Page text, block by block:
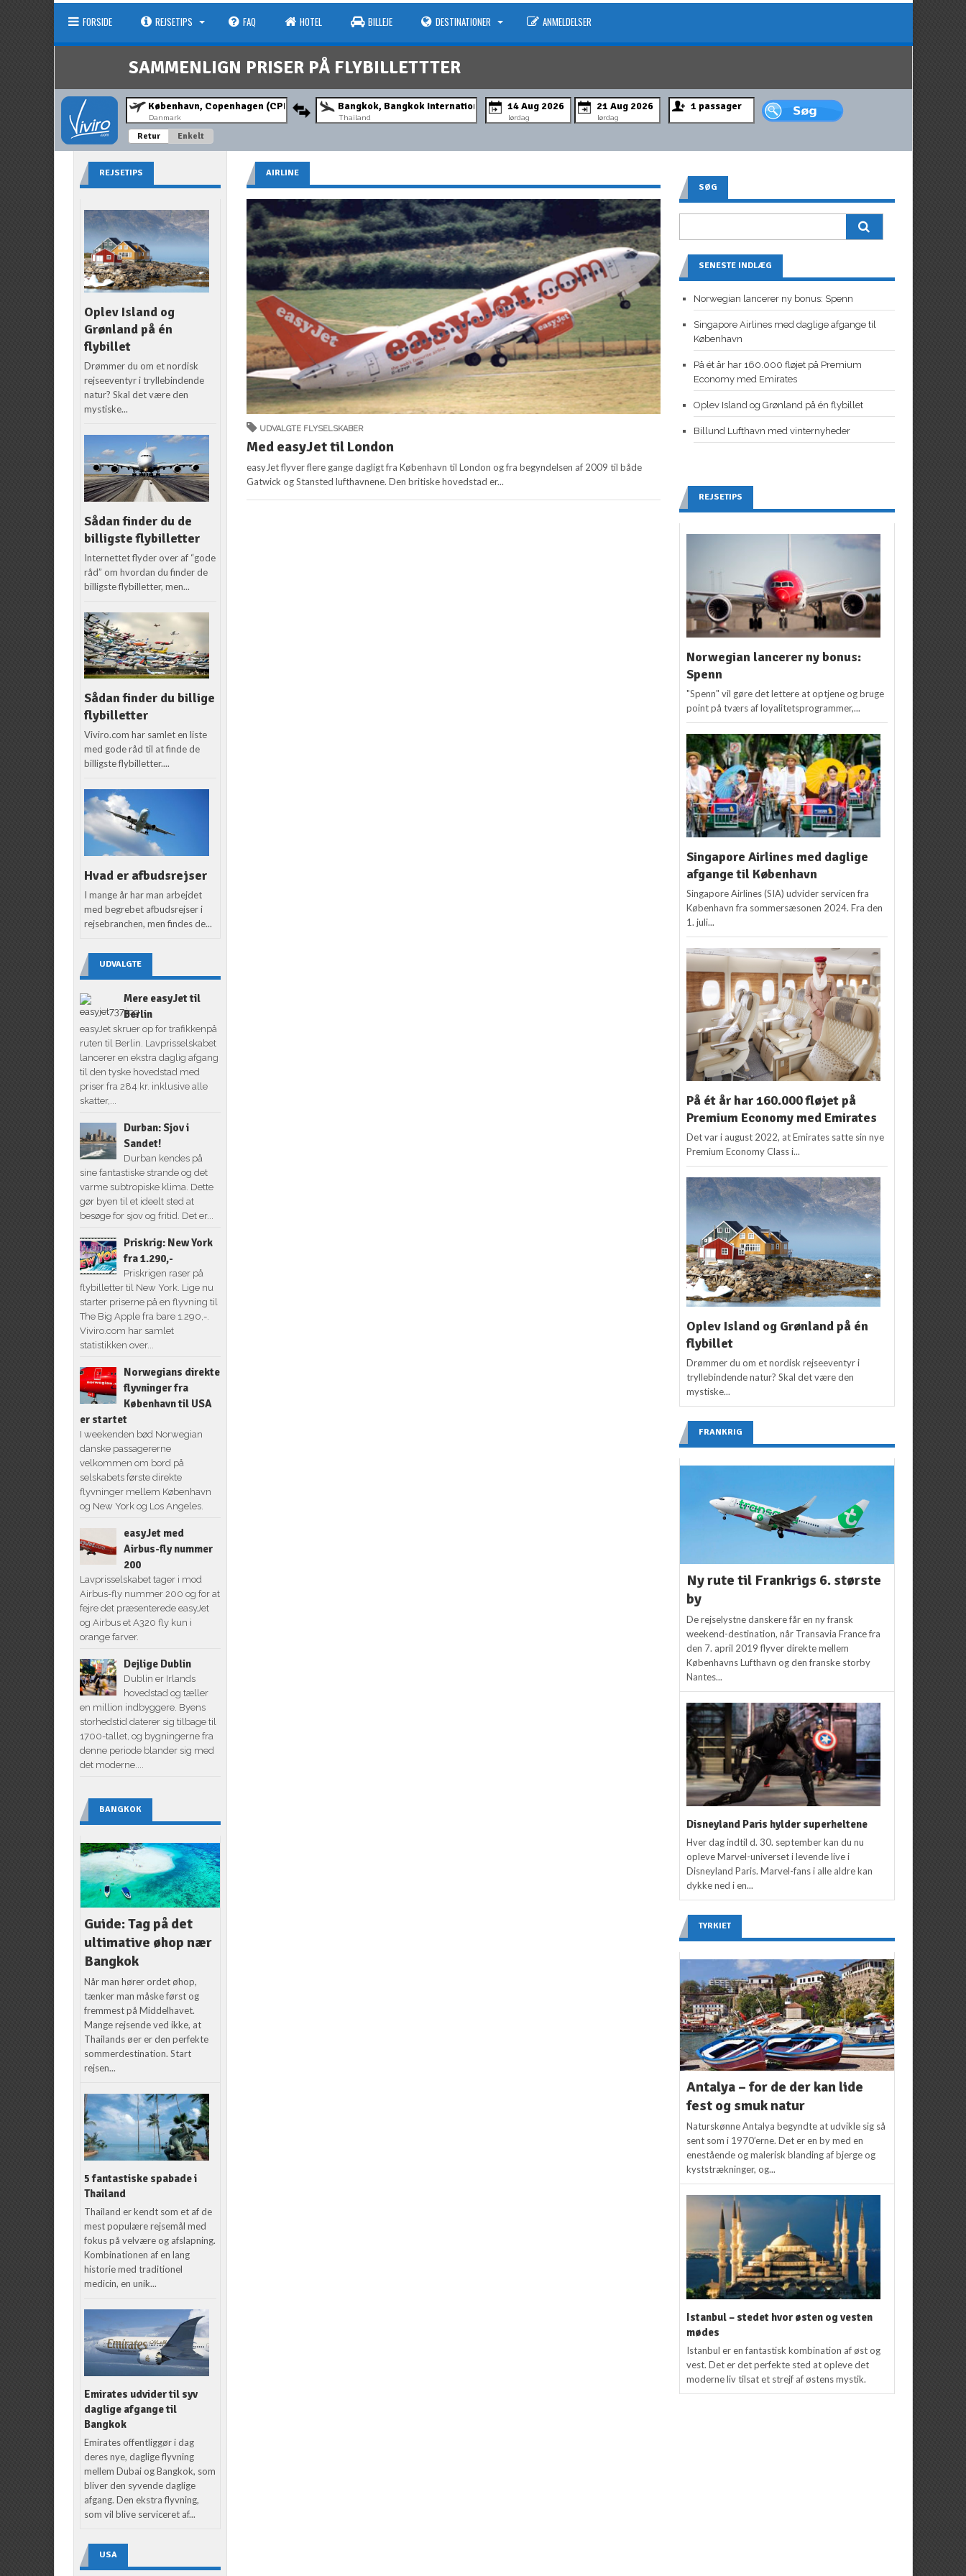
FORSIDE REJSETIPS FAQ HOTEL BILLEJE DESTINATIONER ANMELDELSER
SAMMENLIGN PRISER PÅ FLYBILLETTTER
Danmark Thailand lørdag lørdag
Retur Enkelt
AIRLINE
UDVALGTE FLYSELSKABER
Med easyJet til London
easyJet flyver flere gange dagligt fra København til London og fra begyndelsen af 2009 til både
Gatwick og Stansted lufthavnene. Den britiske hovedstad er...
REJSETIPS
Oplev Island og
Grønland på én
flybillet
Drømmer du om et nordisk
rejseeventyr i tryllebindende
natur? Skal det være den
mystiske...
Sådan finder du de
billigste flybilletter
Internettet flyder over af “gode
råd” om hvordan du finder de
billigste flybilletter, men...
Sådan finder du billige
flybilletter
Viviro.com har samlet en liste
med gode råd til at finde de
billigste flybilletter....
Hvad er afbudsrejser
I mange år har man arbejdet
med begrebet afbudsrejser i
rejsebranchen, men findes de...
UDVALGTE
Mere easyJet til
Berlin
easyJet skruer op for trafikkenpå
ruten til Berlin. Lavprisselskabet
lancerer en ekstra daglig afgang
til den tyske hovedstad med
priser fra 284 kr. inklusive alle
skatter,...
Durban: Sjov i
Sandet!
Durban kendes på
sine fantastiske strande og det
varme subtropiske klima. Dette
gør byen til et ideelt sted at
besøge for sjov og fritid. Det er...
Priskrig: New York
fra 1.290,-
Priskrigen raser på
flybilletter til New York. Lige nu
starter priserne på en flyvning til
The Big Apple fra bare 1.290,-.
Viviro.com har samlet
statistikken over...
Norwegians direkte
flyvninger fra
København til USA
er startet
I weekenden bød Norwegian
danske passagererne
velkommen om bord på
selskabets første direkte
flyvninger mellem København
og New York og Los Angeles.
easyJet med
Airbus-fly nummer
200
Lavprisselskabet tager i mod
Airbus-fly nummer 200 og for at
fejre det præsenterede easyJet
og Airbus et A320 fly kun i
orange farver.
Dejlige Dublin
Dublin er Irlands
hovedstad og tæller
en million indbyggere. Byens
storhedstid daterer sig tilbage til
1700-tallet, og bygningerne fra
denne periode blander sig med
det moderne....
BANGKOK
Guide: Tag på det
ultimative øhop nær
Bangkok
Når man hører ordet øhop,
tænker man måske først og
fremmest på Middelhavet.
Mange rejsende ved ikke, at
Thailands øer er den perfekte
sommerdestination. Start
rejsen...
5 fantastiske spabade i
Thailand
Thailand er kendt som et af de
mest populære rejsemål med
fokus på velvære og afslapning.
Kombinationen af en lang
historie med traditionel
medicin, en unik...
Emirates udvider til syv
daglige afgange til
Bangkok
Emirates offentliggør i dag
deres nye, daglige flyvning
mellem Dubai og Bangkok, som
bliver den syvende daglige
afgang. Den ekstra flyvning,
som vil blive serviceret af...
USA
SØG
SENESTE INDLÆG
Norwegian lancerer ny bonus: Spenn
Singapore Airlines med daglige afgange til
København
På ét år har 160.000 fløjet på Premium
Economy med Emirates
Oplev Island og Grønland på én flybillet
Billund Lufthavn med vinternyheder
REJSETIPS
Norwegian lancerer ny bonus:
Spenn
"Spenn" vil gøre det lettere at optjene og bruge
point på tværs af loyalitetsprogrammer,...
Singapore Airlines med daglige
afgange til København
Singapore Airlines (SIA) udvider servicen fra
København fra sommersæsonen 2024. Fra den
1. juli...
På ét år har 160.000 fløjet på
Premium Economy med Emirates
Det var i august 2022, at Emirates satte sin nye
Premium Economy Class i...
Oplev Island og Grønland på én
flybillet
Drømmer du om et nordisk rejseeventyr i
tryllebindende natur? Skal det være den
mystiske...
FRANKRIG
Ny rute til Frankrigs 6. største
by
De rejselystne danskere får en ny fransk
weekend-destination, når Transavia France fra
den 7. april 2019 flyver direkte mellem
Københavns Lufthavn og den franske storby
Nantes...
Disneyland Paris hylder superheltene
Hver dag indtil d. 30. september kan du nu
opleve Marvel-universet i levende live i
Disneyland Paris. Marvel-fans i alle aldre kan
dykke ned i en...
TYRKIET
Antalya – for de der kan lide
fest og smuk natur
Naturskønne Antalya begyndte at udvikle sig så
sent som i 1970’erne. Det er en by med en
enestående og malerisk blanding af bjerge og
kyststrækninger, og...
Istanbul – stedet hvor østen og vesten
mødes
Istanbul er en fantastisk kombination af øst og
vest. Det er det perfekte sted at opleve det
moderne liv tilsat et strejf af østens mystik.